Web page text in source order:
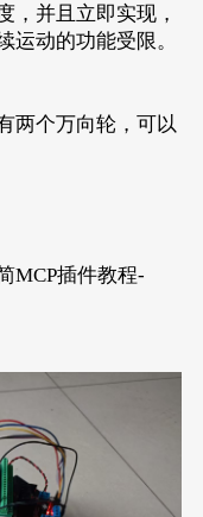
，并且立即实现，
运动的功能受限。
两个万向轮，可以
MCP插件教程-